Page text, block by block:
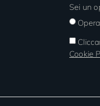
Sei un
Cookie